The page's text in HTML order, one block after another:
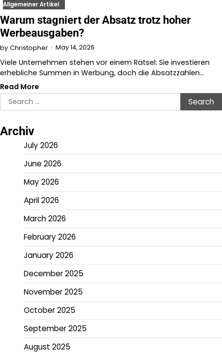
Allgemeiner Artikel
Warum stagniert der Absatz trotz hoher
Werbeausgaben?
by Christopher May 14, 2026
Viele Unternehmen stehen vor einem Rätsel: Sie investieren
erhebliche Summen in Werbung, doch die Absatzzahlen…
Read More
Search
for:
Archiv
July 2026
June 2026
May 2026
April 2026
March 2026
February 2026
January 2026
December 2025
November 2025
October 2025
September 2025
August 2025